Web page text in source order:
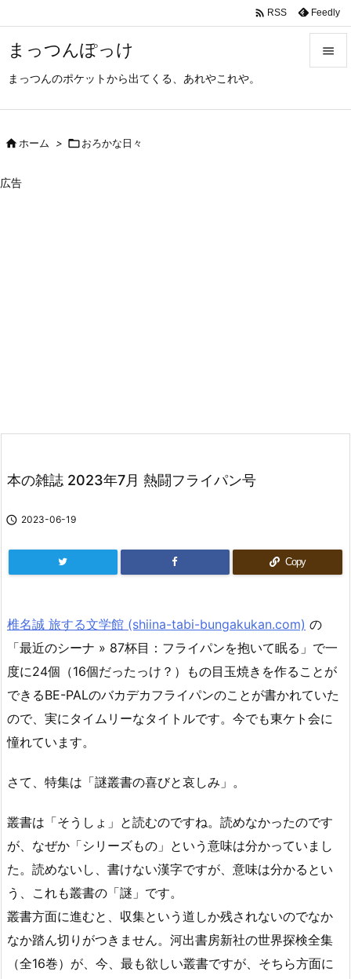
まっつんぽっけ
まっつんのポケットから出てくる、あれやこれや。

 RSS Feedly
ホーム > おろかな日々
広告
本の雑誌 2023年7月 熱闘フライパン号
 2023-06-19
Copy
椎名誠 旅する文学館 (shiina-tabi-bungakukan.com) の
「最近のシーナ » 87杯目：フライパンを抱いて眠る」で一
度に24個（16個だったっけ？）もの目玉焼きを作ることが
できるBE-PALのバカデカフライパンのことが書かれていた
ので、実にタイムリーなタイトルです。今でも東ケト会に
憧れています。
さて、特集は「謎叢書の喜びと哀しみ」。
叢書は「そうしょ」と読むのですね。読めなかったのです
が、なぜか「シリーズもの」という意味は分かっていまし
た。読めないし、書けない漢字ですが、意味は分かるとい
う、これも叢書の「謎」です。
叢書方面に進むと、収集という道しか残されないのでなか
なか踏ん切りがつきません。河出書房新社の世界探検全集
（全16巻）が、今、最も欲しい叢書ですが、そちら方面に